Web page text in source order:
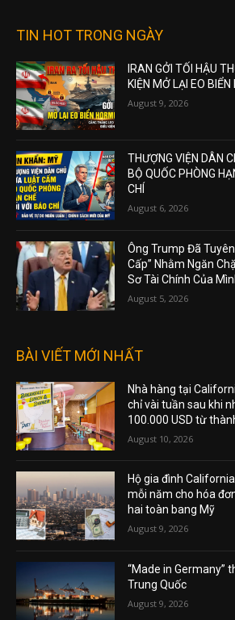
TIN HOT TRONG NGÀY
IRAN GỞI TỐI HẬU
KIỆN MỞ LẠI EO
August 9, 2026
THƯỢNG VIỆN DÂN
BỘ QUỐC PHÒNG
CHÍ
August 6, 2026
Ông Trump Đã
Cấp” Nhằm Ngăn
Sơ Tài Chính Của
August 5, 2026
BÀI VIẾT MỚI NHẤT
Nhà hàng tại
chỉ vài tuần sau khi
100.000 USD từ
August 10, 2026
Hộ gia đình
mỗi năm cho hóa
hai toàn bang Mỹ
August 9, 2026
“Made in Germany”
Trung Quốc
August 9, 2026